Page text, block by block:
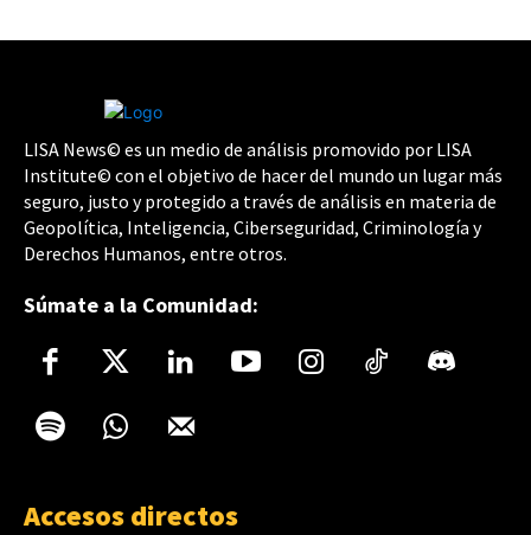
LISA News© es un medio de análisis promovido por LISA
Institute© con el objetivo de hacer del mundo un lugar más
seguro, justo y protegido a través de análisis en materia de
Geopolítica, Inteligencia, Ciberseguridad, Criminología y
Derechos Humanos, entre otros.
Súmate a la Comunidad:
Accesos directos